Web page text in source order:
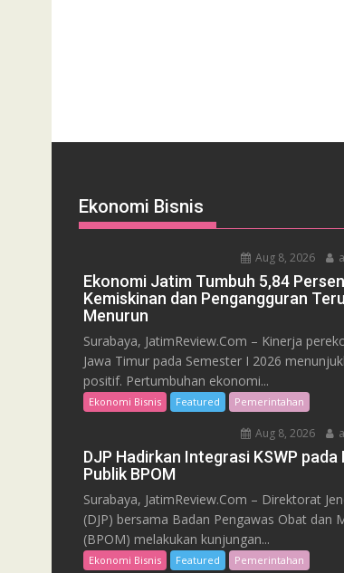
Ekonomi Bisnis
Aug 8, 2026
Ekonomi Jatim Tumbuh 5,84
Kemiskinan dan Pengangguran
Menurun
Surabaya, JatimReview.Com – Kinerja
Jawa Timur pada Semester I 2026
positif. Pertumbuhan ekonomi...
Ekonomi Bisnis Featured Pemerintahan
Aug 8, 2026
DJP Hadirkan Integrasi KSWP pada
Publik BPOM
Surabaya, JatimReview.Com – Direktorat
(DJP) bersama Badan Pengawas Obat dan
(BPOM) melakukan kunjungan...
Ekonomi Bisnis Featured Pemerintahan